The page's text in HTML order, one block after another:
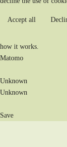
Accept all
how it works.
Matomo
Unknown
Unknown
Save